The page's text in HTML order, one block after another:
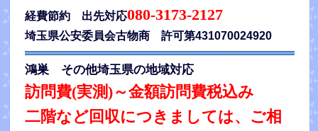
経費節約 出先対応080-3173-2127
埼玉県公安委員会古物商 許可第431070024920
鴻巣 その他埼玉県の地域対応
訪問費(実測)～金額訪問費税込み
二階など回収につきましては、ご相